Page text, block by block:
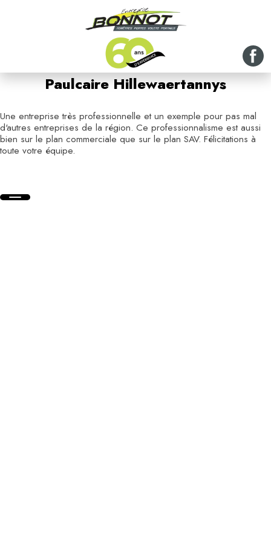
Paulcaire Hillewaertannys
Une entreprise très professionnelle et un exemple pour pas mal
d'autres entreprises de la région. Ce professionnalisme est aussi
bien sur le plan commerciale que sur le plan SAV. Félicitations à
toute votre équipe.